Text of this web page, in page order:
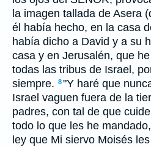
la imagen tallada de Asera
él había hecho, en la casa
había dicho a David y a su
casa y en Jerusalén, que
todas las tribus de Israel,
siempre. 8"Y haré que
Israel vaguen fuera de la
padres, con tal de que
todo lo que les he
ley que Mi siervo Moisés